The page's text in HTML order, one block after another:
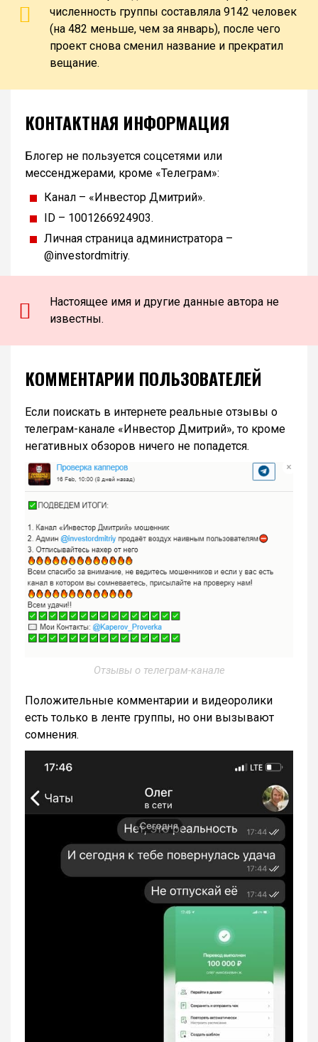
численность группы составляла 9142 человек
(на 482 меньше, чем за январь), после чего
проект снова сменил название и прекратил
вещание.
КОНТАКТНАЯ ИНФОРМАЦИЯ
Блогер не пользуется соцсетями или
мессенджерами, кроме «Телеграм»:
Канал – «Инвестор Дмитрий».
ID – 1001266924903.
Личная страница администратора –
@investordmitriy.
Настоящее имя и другие данные автора не
известны.
КОММЕНТАРИИ ПОЛЬЗОВАТЕЛЕЙ
Если поискать в интернете реальные отзывы о
телеграм-канале «Инвестор Дмитрий», то кроме
негативных обзоров ничего не попадется.
Отзывы о телеграм-канале
Положительные комментарии и видеоролики
есть только в ленте группы, но они вызывают
сомнения.